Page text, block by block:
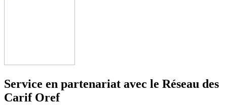
Service en partenariat avec le Réseau des
Carif Oref